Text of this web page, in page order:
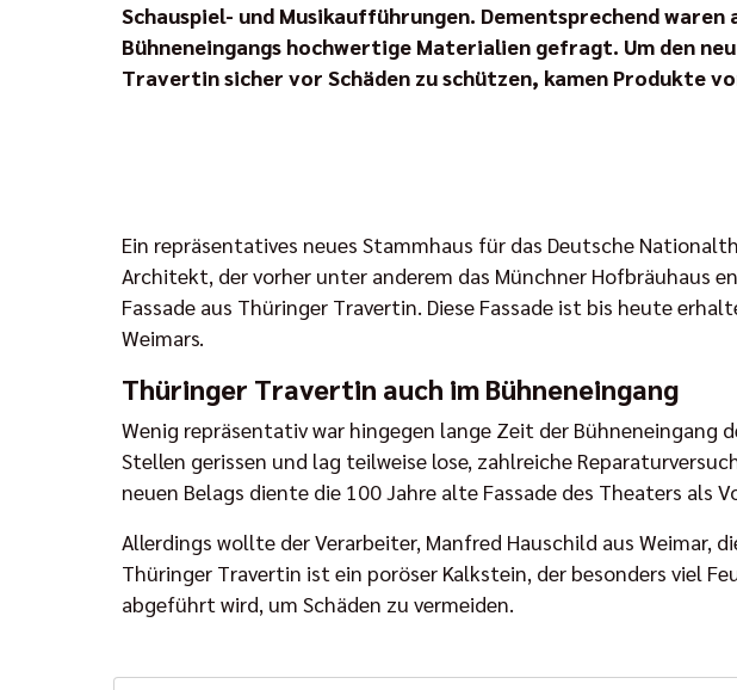
Schauspiel- und Musikaufführungen. Dementsprechend waren
Bühneneingangs hochwertige Materialien gefragt. Um den
Travertin sicher vor Schäden zu schützen, kamen Produkte
Ein repräsentatives neues Stammhaus für das Deutsche
Architekt, der vorher unter anderem das Münchner Hofbräuhaus
Fassade aus Thüringer Travertin. Diese Fassade ist bis heute
Weimars.
Thüringer Travertin auch im Bühneneingang
Wenig repräsentativ war hingegen lange Zeit der Bühneneingang
Stellen gerissen und lag teilweise lose, zahlreiche
neuen Belags diente die 100 Jahre alte Fassade des Theaters
Allerdings wollte der Verarbeiter, Manfred Hauschild aus
Thüringer Travertin ist ein poröser Kalkstein, der besonders viel
abgeführt wird, um Schäden zu vermeiden.